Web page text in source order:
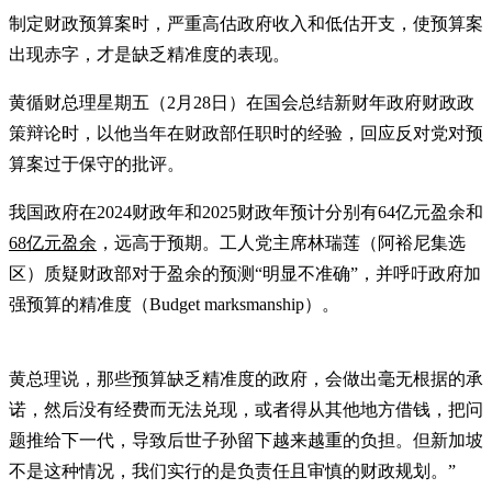
制定财政预算案时，严重高估政府收入和低估开支，使预算案
出现赤字，才是缺乏精准度的表现。
黄循财总理星期五（2月28日）在国会总结新财年政府财政政
策辩论时，以他当年在财政部任职时的经验，回应反对党对预
算案过于保守的批评。
我国政府在2024财政年和2025财政年预计分别有64亿元盈余和
68亿元盈余 ，远高于预期。工人党主席林瑞莲（阿裕尼集选
区）质疑财政部对于盈余的预测“明显不准确”，并呼吁政府加
强预算的精准度（Budget marksmanship）。
黄总理说，那些预算缺乏精准度的政府，会做出毫无根据的承
诺，然后没有经费而无法兑现，或者得从其他地方借钱，把问
题推给下一代，导致后世子孙留下越来越重的负担。但新加坡
不是这种情况，我们实行的是负责任且审慎的财政规划。”